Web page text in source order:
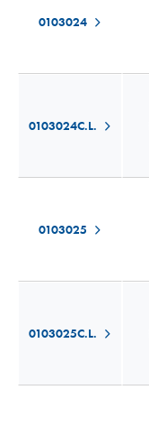
0103024
0103024C.L.
0103025
0103025C.L.